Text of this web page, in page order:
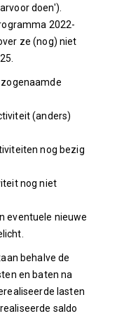
doen').
2022-
ze (nog) niet
zogenaamde
(anders)
nog bezig
nog niet
eventuele nieuwe
behalve de
en baten na
lasten
saldo